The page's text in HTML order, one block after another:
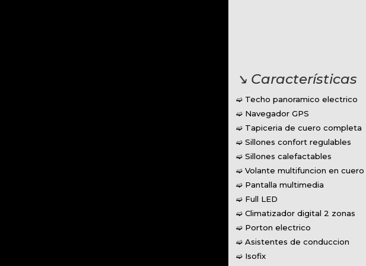
↘︎ Características
➫ Techo panoramico electrico
➫ Navegador GPS
➫ Tapiceria de cuero completa
➫ Sillones confort regulables
➫ Sillones calefactables
➫ Volante multifuncion en cuero
➫ Pantalla multimedia
➫ Full LED
➫ Climatizador digital 2 zonas
➫ Porton electrico
➫ Asistentes de conduccion
➫ Isofix